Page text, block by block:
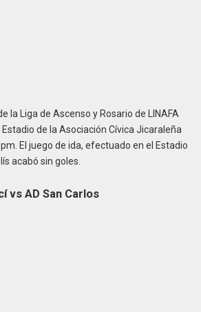
la Liga de Ascenso y Rosario de LINAFA
de la Asociación Cívica Jicaraleña
El juego de ida, efectuado en el Estadio
acabó sin goles.
vs AD San Carlos